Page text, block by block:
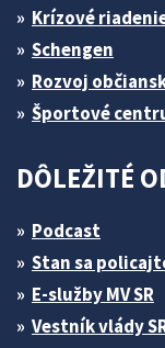
Krízové
Schengen
Rozvoj
Športové
DÔLEŽITÉ
Podcast
Stan sa
E-služby MV SR
Vestník vlády